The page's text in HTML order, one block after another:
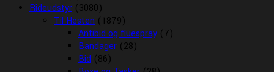
Rideudstyr (3080)
Til Hesten (1879)
Antibid og fluespray (7)
Bandager (28)
Bid (86)